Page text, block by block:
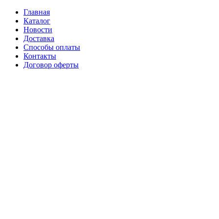
Главная
Каталог
Новости
Доставка
Способы оплаты
Контакты
Договор оферты